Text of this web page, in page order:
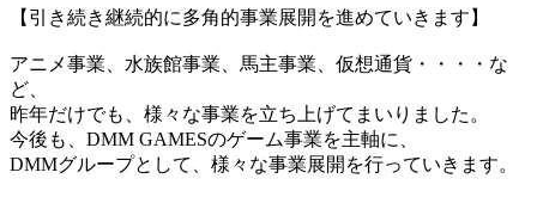
【引き続き継続的に多角的事業展開を進めていきます】
アニメ事業、水族館事業、馬主事業、仮想通貨・・・・な
ど、
昨年だけでも、様々な事業を立ち上げてまいりました。
今後も、DMM GAMESのゲーム事業を主軸に、
DMMグループとして、様々な事業展開を行っていきます。